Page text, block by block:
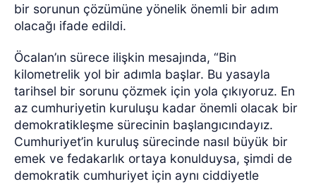
bir sorunun çözümüne yönelik önemli bir adım
olacağı ifade edildi.
Öcalan’ın sürece ilişkin mesajında, “Bin
kilometrelik yol bir adımla başlar. Bu yasayla
tarihsel bir sorunu çözmek için yola çıkıyoruz. En
az cumhuriyetin kuruluşu kadar önemli olacak bir
demokratikleşme sürecinin başlangıcındayız.
Cumhuriyet’in kuruluş sürecinde nasıl büyük bir
emek ve fedakarlık ortaya konulduysa, şimdi de
demokratik cumhuriyet için aynı ciddiyetle